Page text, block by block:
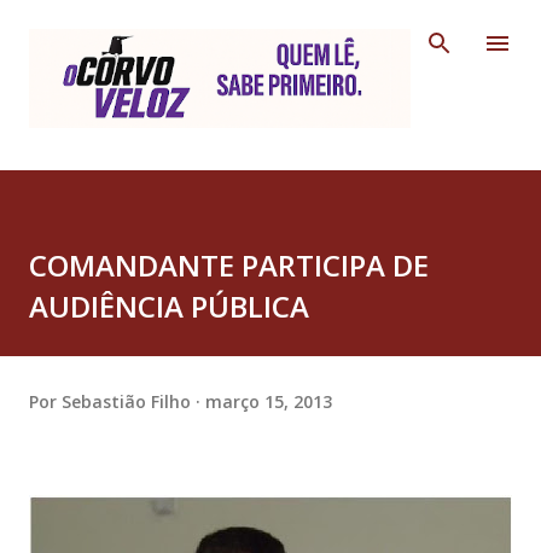
COMANDANTE PARTICIPA DE
AUDIÊNCIA PÚBLICA
Por Sebastião Filho março 15, 2013